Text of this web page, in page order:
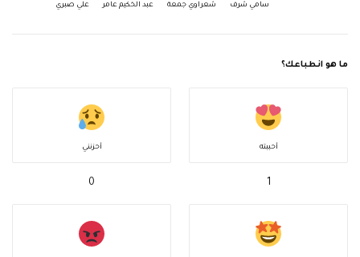
سامي شرف
شعراوي جمعة عبد الخكيم عامر علي صبري
ما هو انطباعك؟
أحببته
1
أحزنني
0